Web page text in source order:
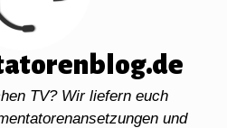
TV? Wir liefern euch
und